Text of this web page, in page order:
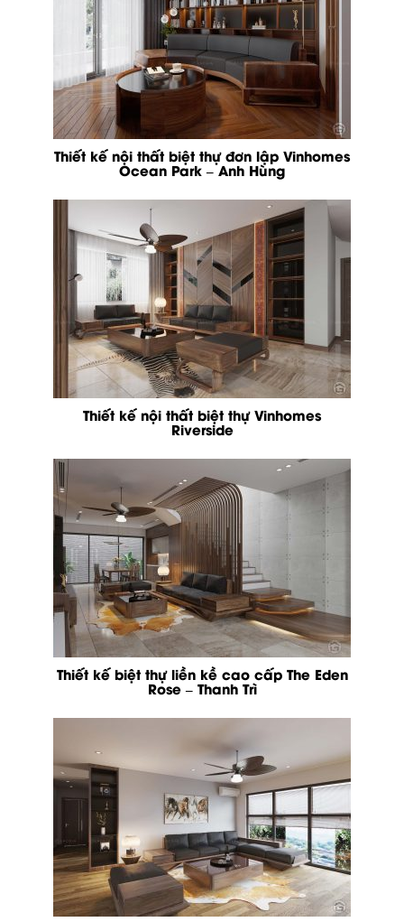
Thiết kế nội thất biệt thự đơn lập Vinhomes
Ocean Park – Anh Hùng
Thiết kế nội thất biệt thự Vinhomes
Riverside
Thiết kế biệt thự liền kề cao cấp The Eden
Rose – Thanh Trì